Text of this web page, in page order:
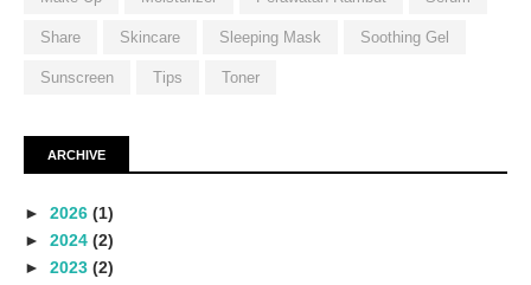
Share Skincare Sleeping Mask Soothing Gel
Sunscreen Tips Toner
ARCHIVE
► 2026 (1)
► 2024 (2)
► 2023 (2)